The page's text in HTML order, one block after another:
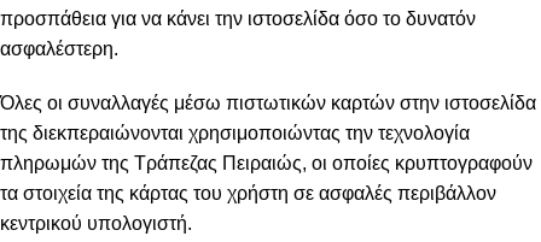
προσπάθεια για να κάνει την ιστοσελίδα όσο το δυνατόν
ασφαλέστερη.
Όλες οι συναλλαγές μέσω πιστωτικών καρτών στην ιστοσελίδα
της διεκπεραιώνονται χρησιμοποιώντας την τεχνολογία
πληρωμών της Τράπεζας Πειραιώς, οι οποίες κρυπτογραφούν
τα στοιχεία της κάρτας του χρήστη σε ασφαλές περιβάλλον
κεντρικού υπολογιστή.